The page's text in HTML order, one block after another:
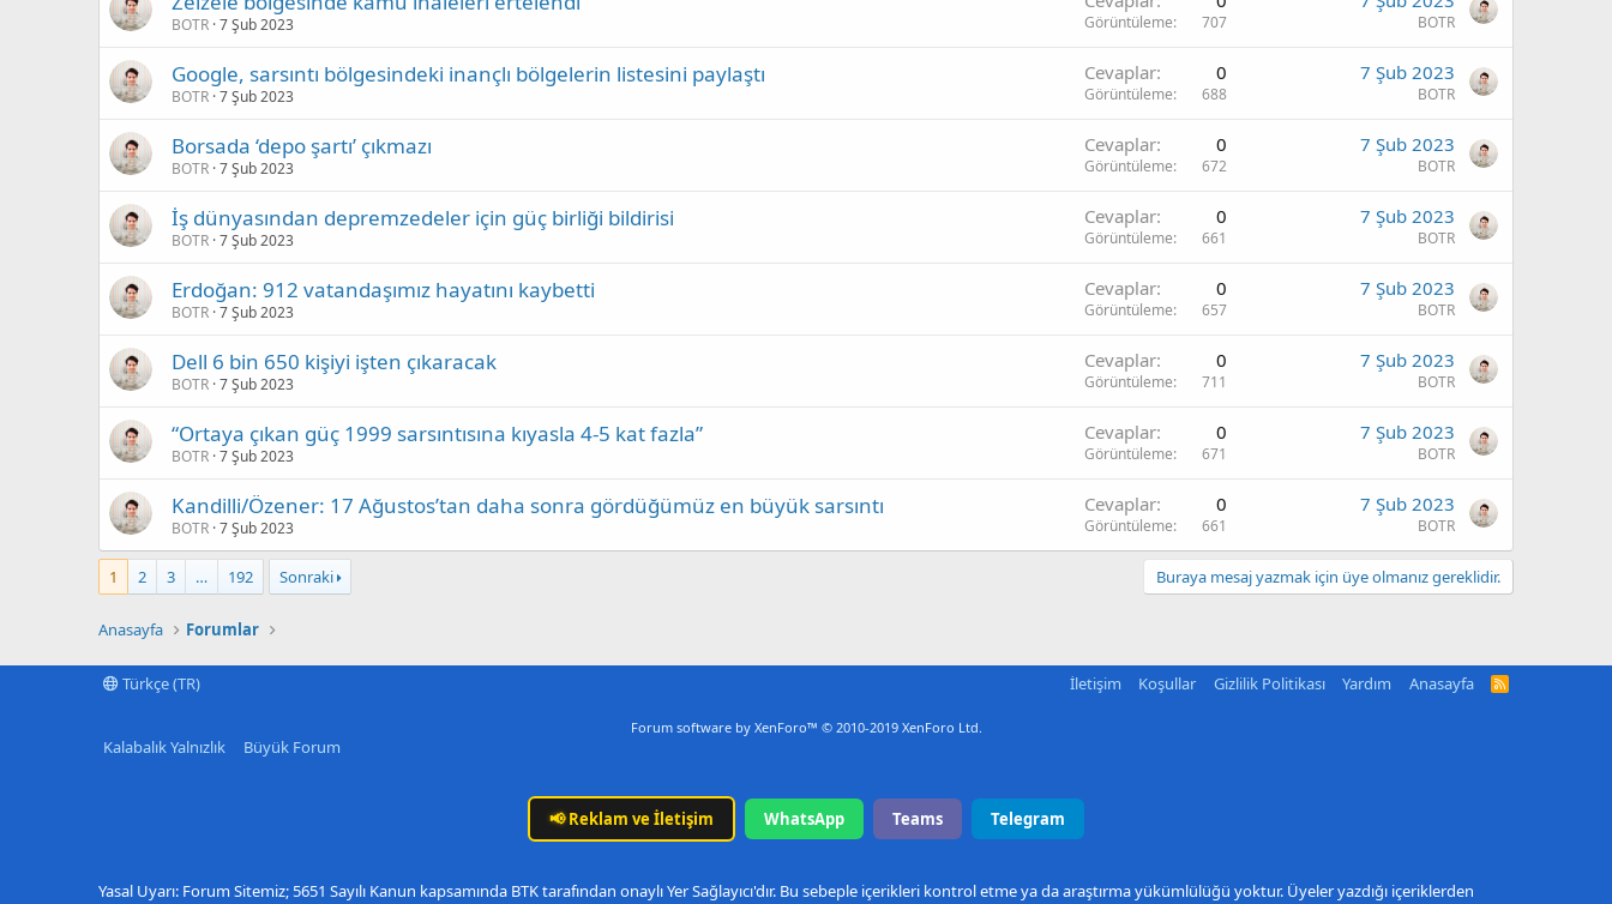
BOTR 7 Şub 2023 Görüntüleme 707 BOTR
Google, sarsıntı bölgesindeki inançlı bölgelerin listesini paylaştı
BOTR 7 Şub 2023
Cevaplar 0
Görüntüleme 688
7 Şub 2023
BOTR
Borsada ‘depo şartı’ çıkmazı
BOTR 7 Şub 2023
Cevaplar 0
Görüntüleme 672
7 Şub 2023
BOTR
İş dünyasından depremzedeler için güç birliği bildirisi
BOTR 7 Şub 2023
Cevaplar 0
Görüntüleme 661
7 Şub 2023
BOTR
Erdoğan: 912 vatandaşımız hayatını kaybetti
BOTR 7 Şub 2023
Cevaplar 0
Görüntüleme 657
7 Şub 2023
BOTR
Dell 6 bin 650 kişiyi işten çıkaracak
BOTR 7 Şub 2023
Cevaplar 0
Görüntüleme 711
7 Şub 2023
BOTR
“Ortaya çıkan güç 1999 sarsıntısına kıyasla 4-5 kat fazla”
BOTR 7 Şub 2023
Cevaplar 0
Görüntüleme 671
7 Şub 2023
BOTR
Kandilli/Özener: 17 Ağustos’tan daha sonra gördüğümüz en büyük sarsıntı
BOTR 7 Şub 2023
Cevaplar 0
Görüntüleme 661
7 Şub 2023
BOTR
1 2 3 … 192 Sonraki Buraya mesaj yazmak için üye olmanız gereklidir.
Anasayfa Forumlar
Türkçe (TR) İletişim Koşullar Gizlilik Politikası Yardım Anasayfa
R
Forum software by XenForo™ © 2010-2019 XenForo Ltd.
Kalabalık Yalnızlık Büyük Forum
📢Reklam ve İletişim WhatsApp Teams Telegram
Yasal Uyarı: Forum Sitemiz; 5651 Sayılı Kanun kapsamında BTK tarafından onaylı Yer Sağlayıcı'dır. Bu sebeple içerikleri kontrol etme ya da araştırma yükümlülüğü yoktur. Üyeler yazdığı içeriklerden